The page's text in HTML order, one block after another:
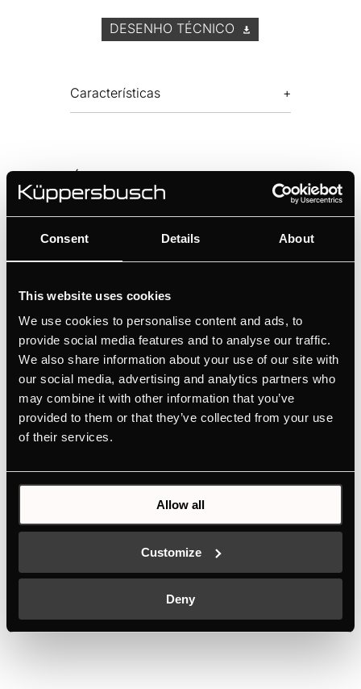
Consent Details About
This website uses cookies
We use cookies to personalise content and ads, to
provide social media features and to analyse our traffic.
We also share information about your use of our site with
our social media, advertising and analytics partners who
may combine it with other information that you’ve
provided to them or that they’ve collected from your use
of their services.
Allow all
Customize
Deny
DESENHO TÉCNICO
Características
Chaminé de teto de 90 cm de largura e comando à
distância
+ DETALHES
PRODUTOS RELACIONADOS